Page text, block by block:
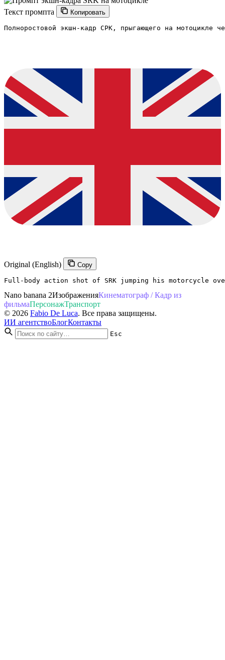
Текст промпта Копировать
Полноростовой экшн-кадр СРК, прыгающего на
Original (English) Copy
Full-body action shot of SRK jumping his motorcycle
Nano banana 2ИзображенияКинематограф / Кадр из
фильмаПерсонажТранспорт
© 2026 Fabio De Luca. Все права защищены.
ИИ агентствоБлогКонтакты
Esc